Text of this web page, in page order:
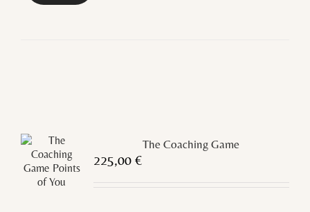
The Coaching Game
225,00 €